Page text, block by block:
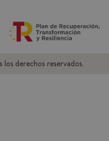
derechos reservados.